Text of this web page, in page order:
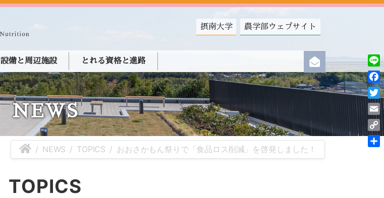
摂南大学 農学部ウェブサイト
設備と周辺施設 とれる資格と進路
NEWS
NEWS TOPICS おおさかもん祭りで「食品ロス削減」を啓発しました！
TOPICS
Line
Link